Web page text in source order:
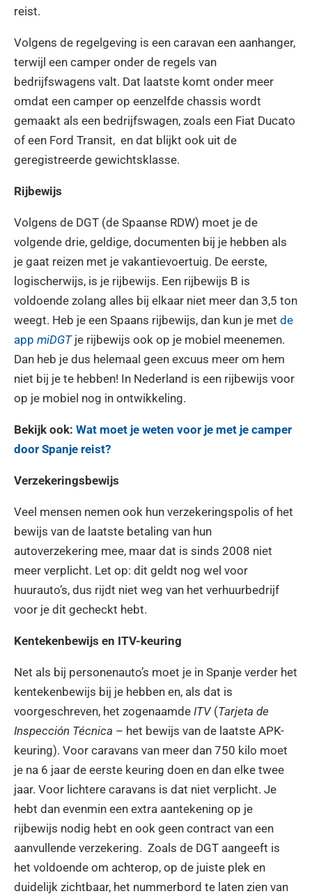
reist.
Volgens de regelgeving is een caravan een aanhanger,
terwijl een camper onder de regels van
bedrijfswagens valt. Dat laatste komt onder meer
omdat een camper op eenzelfde chassis wordt
gemaakt als een bedrijfswagen, zoals een Fiat Ducato
of een Ford Transit, en dat blijkt ook uit de
geregistreerde gewichtsklasse.
Rijbewijs
Volgens de DGT (de Spaanse RDW) moet je de
volgende drie, geldige, documenten bij je hebben als
je gaat reizen met je vakantievoertuig. De eerste,
logischerwijs, is je rijbewijs. Een rijbewijs B is
voldoende zolang alles bij elkaar niet meer dan 3,5 ton
weegt. Heb je een Spaans rijbewijs, dan kun je met de
app miDGTje rijbewijs ook op je mobiel meenemen.
Dan heb je dus helemaal geen excuus meer om hem
niet bij je te hebben! In Nederland is een rijbewijs voor
op je mobiel nog in ontwikkeling.
Bekijk ook: Wat moet je weten voor je met je camper
door Spanje reist?
Verzekeringsbewijs
Veel mensen nemen ook hun verzekeringspolis of het
bewijs van de laatste betaling van hun
autoverzekering mee, maar dat is sinds 2008 niet
meer verplicht. Let op: dit geldt nog wel voor
huurauto’s, dus rijdt niet weg van het verhuurbedrijf
voor je dit gecheckt hebt.
Kentekenbewijs en ITV-keuring
Net als bij personenauto’s moet je in Spanje verder het
kentekenbewijs bij je hebben en, als dat is
voorgeschreven, het zogenaamde ITV(Tarjeta de
Inspección Técnica – het bewijs van de laatste APK-
keuring). Voor caravans van meer dan 750 kilo moet
je na 6 jaar de eerste keuring doen en dan elke twee
jaar. Voor lichtere caravans is dat niet verplicht. Je
hebt dan evenmin een extra aantekening op je
rijbewijs nodig hebt en ook geen contract van een
aanvullende verzekering. Zoals de DGT aangeeft is
het voldoende om achterop, op de juiste plek en
duidelijk zichtbaar, het nummerbord te laten zien van